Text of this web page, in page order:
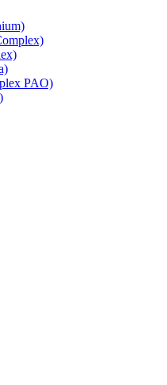
PAO)